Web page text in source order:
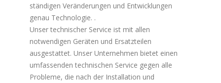
ständigen Veränderungen und Entwicklungen
genau Technologie. .
Unser technischer Service ist mit allen
notwendigen Geräten und Ersatzteilen
ausgestattet. Unser Unternehmen bietet einen
umfassenden technischen Service gegen alle
Probleme, die nach der Installation und